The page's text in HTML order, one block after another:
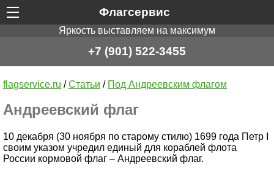
Флагсервис
Яркость выставляем на максимум
+7 (901) 522-3455
flagservice.ru /Статьи / Под Андреевским флагом
Андреевский флаг
10 декабря (30 ноября по старому стилю) 1699 года Петр I
своим указом учредил единый для кораблей флота
России кормовой флаг – Андреевский флаг.